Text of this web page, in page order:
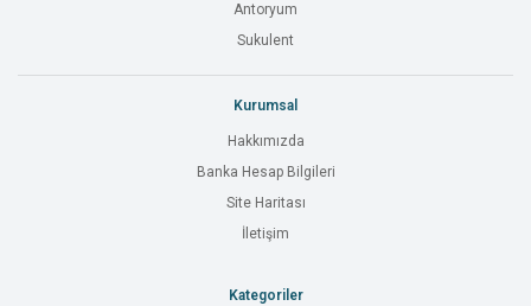
Antoryum
Sukulent
Kurumsal
Hakkımızda
Banka Hesap Bilgileri
Site Haritası
İletişim
Kategoriler